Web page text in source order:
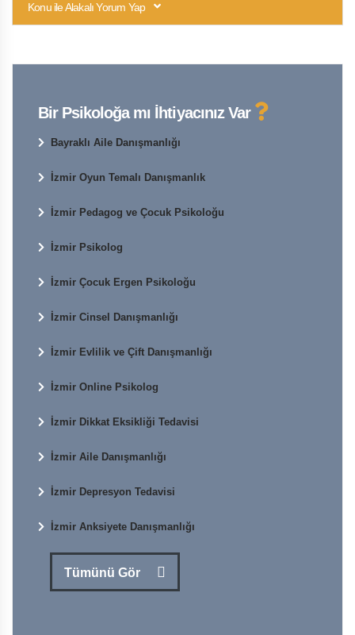
Konu ile Alakalı Yorum Yap
Bir Psikoloğa mı İhtiyacınız Var
Bayraklı Aile Danışmanlığı
İzmir Oyun Temalı Danışmanlık
İzmir Pedagog ve Çocuk Psikoloğu
İzmir Psikolog
İzmir Çocuk Ergen Psikoloğu
İzmir Cinsel Danışmanlığı
İzmir Evlilik ve Çift Danışmanlığı
İzmir Online Psikolog
İzmir Dikkat Eksikliği Tedavisi
İzmir Aile Danışmanlığı
İzmir Depresyon Tedavisi
İzmir Anksiyete Danışmanlığı
Tümünü Gör